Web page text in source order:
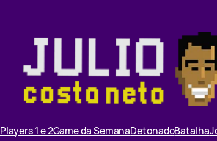
Players 1 e 2Game da SemanaDetonadoBatalha